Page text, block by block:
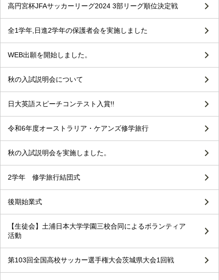
高円宮杯JFAサッカーリーグ2024 3部リーグ順位決定戦
全1学年,日進2学年の保護者会を実施しました
WEB出願を開始しました。
秋の入試説明会について
日大英語スピーチコンテスト入賞!!
令和6年度オーストラリア・ケアンズ修学旅行
秋の入試説明会を実施しました。
2学年 修学旅行結団式
後期始業式
【生徒会】土浦日本大学学園三校合同によるボランティア
活動
第103回全国高校サッカー選手権大会茨城県大会1回戦